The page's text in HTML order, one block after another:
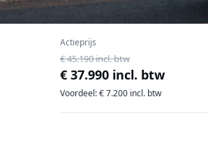
Actieprijs
€ 45.190 incl. btw
€ 37.990 incl. btw
Voordeel: € 7.200 incl. btw